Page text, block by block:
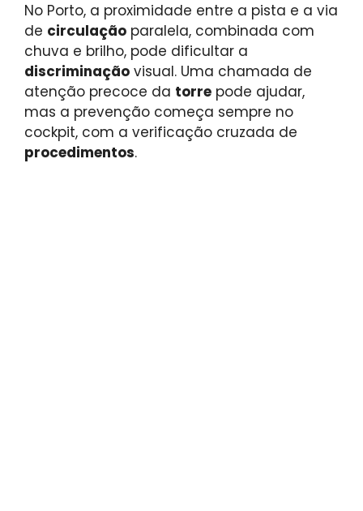
No Porto, a proximidade entre a pista e a via
de circulação paralela, combinada com
chuva e brilho, pode dificultar a
discriminação visual. Uma chamada de
atenção precoce da torre pode ajudar,
mas a prevenção começa sempre no
cockpit, com a verificação cruzada de
procedimentos.